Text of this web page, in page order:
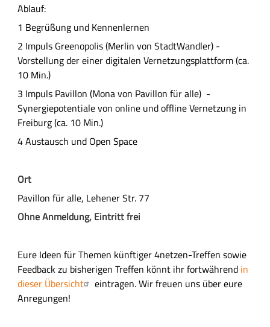
c
h
r
e
i
u
n
g
Ablauf:
1 Begrüßung und Kennenlernen
2 Impuls Greenopolis (Merlin von StadtWandler) -
Vorstellung der einer digitalen Vernetzungsplattform (ca.
10 Min.)
3 Impuls Pavillon (Mona von Pavillon für alle) -
Synergiepotentiale von online und offline Vernetzung in
Freiburg (ca. 10 Min.)
4 Austausch und Open Space
Ort
Pavillon für alle, Lehener Str. 77
Ohne Anmeldung, Eintritt frei
Eure Ideen für Themen künftiger 4netzen-Treffen sowie
Feedback zu bisherigen Treffen könnt ihr fortwährendin
dieser Übersicht
eintragen. Wir freuen uns über eure
Anregungen!